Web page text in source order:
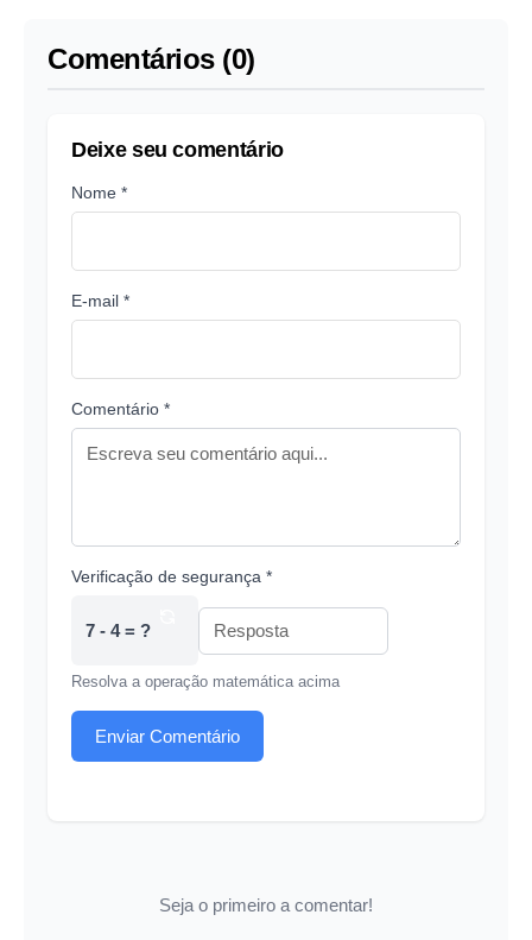
Comentários (0)
Deixe seu comentário
Nome *
E-mail *
Comentário *
Verificação de segurança *
7 - 4 = ?
Resolva a operação matemática acima
Enviar Comentário
Seja o primeiro a comentar!